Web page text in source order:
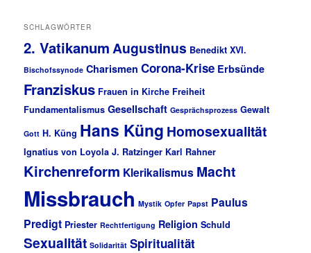
SCHLAGWÖRTER
2. VatikanumAugustinus Benedikt XVI.
Bischofssynode Charismen Corona-Krise Erbsünde
Franziskus Frauen in Kirche Freiheit
Fundamentalismus Gesellschaft Gesprächsprozess Gewalt
Gott H. Küng Hans Küng Homosexualität
Ignatius von Loyola J. Ratzinger Karl Rahner
Kirchenreform Klerikalismus Macht
Missbrauch Mystik Opfer Papst Paulus
Predigt Priester Rechtfertigung Religion Schuld
Sexualität Solidarität Spiritualität